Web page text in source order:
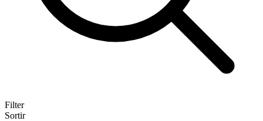
Filter
Sortir